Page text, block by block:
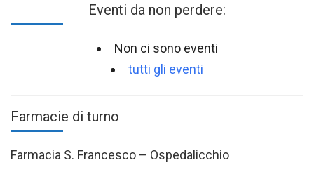
Eventi da non perdere:
Non ci sono eventi
tutti gli eventi
Farmacie di turno
Farmacia S. Francesco – Ospedalicchio